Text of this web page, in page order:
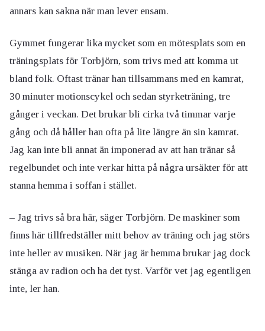
annars kan sakna när man lever ensam.
Gymmet fungerar lika mycket som en mötesplats som en
träningsplats för Torbjörn, som trivs med att komma ut
bland folk. Oftast tränar han tillsammans med en kamrat,
30 minuter motionscykel och sedan styrketräning, tre
gånger i veckan. Det brukar bli cirka två timmar varje
gång och då håller han ofta på lite längre än sin kamrat.
Jag kan inte bli annat än imponerad av att han tränar så
regelbundet och inte verkar hitta på några ursäkter för att
stanna hemma i soffan i stället.
– Jag trivs så bra här, säger Torbjörn. De maskiner som
finns här tillfredställer mitt behov av träning och jag störs
inte heller av musiken. När jag är hemma brukar jag dock
stänga av radion och ha det tyst. Varför vet jag egentligen
inte, ler han.